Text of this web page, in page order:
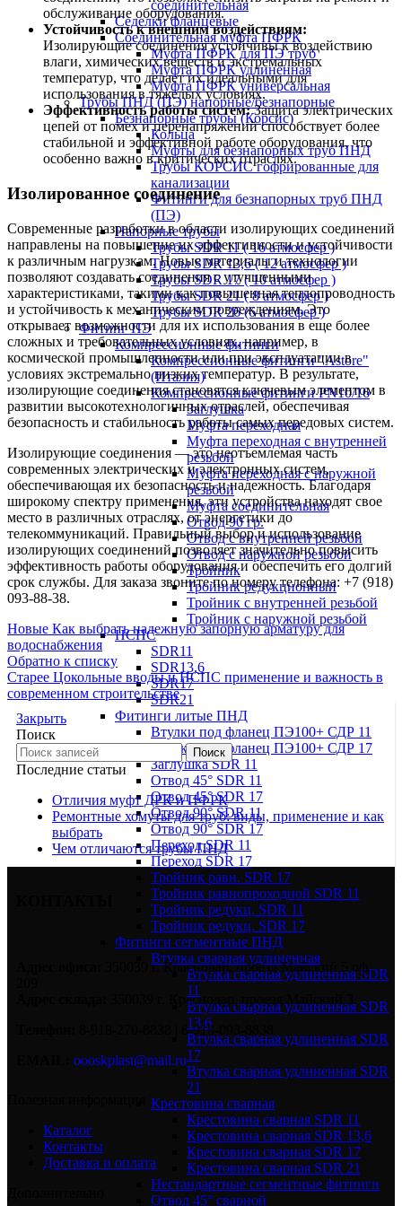
соединительная
Седелки фланцевые
Соединительная муфта ПФРК
Муфта ПФРК для ПЭ труб
Муфта ПФРК удлинённая
Муфта ПФРК универсальная
Трубы ПНД (ПЭ) напорные/безнапорные
Безнапорные трубы (Корсис)
Кольца
Муфты для безнапорных труб ПНД
Трубы КОРСИС гофрированные для
канализации
Фитинги для безнапорных труб ПНД
(ПЭ)
Напорные трубы
Трубы SDR 11 ( 16 атмосфер )
Трубы SDR 13,6 ( 12 атмосфер )
Трубы SDR 17 ( 10 атмосфер )
Трубы SDR 21 ( 8 атмосфер )
Трубы SDR 26 (6 атмосфер )
Фитинг ПЭ
Компрессионные фитинги
Компрессионные фитинги "Astore"
(Италия)
Компрессионные фитинги PN10/16
Заглушка
Муфта переходная
Муфта переходная с внутренней
резьбой
Муфта переходная с наружной
резьбой
Муфта соединительная
Отвод 90 гр.
Отвод с внутренней резьбой
Отвод с наружной резьбой
Тройник
Тройник редукционный
Тройник с внутренней резьбой
Тройник с наружной резьбой
НСПС
SDR11
SDR13,6
SDR17
SDR21
Фитинги литые ПНД
Втулки под фланец ПЭ100+ СДР 11
Втулки под фланец ПЭ100+ СДР 17
Заглушка SDR 11
Отвод 45° SDR 11
Отвод 45° SDR 17
Отвод 90° SDR 11
Отвод 90° SDR 17
Переход SDR 11
Переход SDR 17
Тройник равн. SDR 17
Тройник равнопроходной SDR 11
Тройник редукц. SDR 11
Тройник редукц. SDR 17
Фитинги сегментные ПНД
Втулка сварная удлиненная
Втулка сварная удлиненная SDR
11
Втулка сварная удлиненная SDR
13,6
Втулка сварная удлиненная SDR
17
Втулка сварная удлиненная SDR
21
Крестовина сварная
Крестовина сварная SDR 11
Крестовина сварная SDR 13,6
Крестовина сварная SDR 17
Крестовина сварная SDR 21
Нестандартные сегментные фитинги
Отвод 45° сварной
обслуживание оборудования.
Устойчивость к внешним воздействиям:
Изолирующие соединения устойчивы к воздействию
влаги, химических веществ и экстремальных
температур, что делает их идеальными для
использования в тяжелых условиях.
Эффективность работы систем:Защита электрических
цепей от помех и перенапряжений способствует более
стабильной и эффективной работе оборудования, что
особенно важно в критических отраслях.
Изолированное соединение
Современные разработки в области изолирующих соединений
направлены на повышение их эффективности и устойчивости
к различным нагрузкам. Новые материалы и технологии
позволяют создавать соединения с улучшенными
характеристиками, такими как повышенная теплопроводность
и устойчивость к механическим повреждениям. Это
открывает возможности для их использования в еще более
сложных и требовательных условиях, например, в
космической промышленности или при эксплуатации в
условиях экстремально низких температур. В результате,
изолирующие соединения становятся ключевым элементом в
развитии высокотехнологичных отраслей, обеспечивая
безопасность и стабильность работы самых передовых систем.
Изолирующие соединения — это неотъемлемая часть
современных электрических и электронных систем,
обеспечивающая их безопасность и надежность. Благодаря
широкому спектру применения, эти устройства находят свое
место в различных отраслях, от энергетики до
телекоммуникаций. Правильный выбор и использование
изолирующих соединений позволяет значительно повысить
эффективность работы оборудования и обеспечить его долгий
срок службы. Для заказа звоните по номеру телефона: +7 (918)
093-88-38.
Новые Как выбрать надежную запорную арматуру для
водоснабжения
Обратно к списку
Старее Цокольные вводы и НСПС применение и важность в
современном строительстве
Закрыть
Поиск
Поиск
Последние статьи
Отличия муфт ДРК и ПФРК
Ремонтные хомуты для труб: виды, применение и как
выбрать
Чем отличаются трубы ПНД
350039 г. Краснодар, проезд Майский 5 оф.
350039 г. Краснодар, проезд Майский 3.
8-918-270-8838 | 8-918-093-8838
oooskplast@mail.ru
Каталог
Контакты
Доставка и оплата